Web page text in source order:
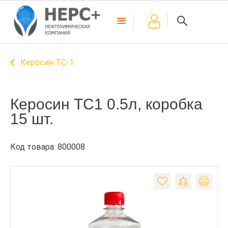
Керосин ТС-1
Керосин ТС1 0.5л, коробка
15 шт.
Код товара: 800008